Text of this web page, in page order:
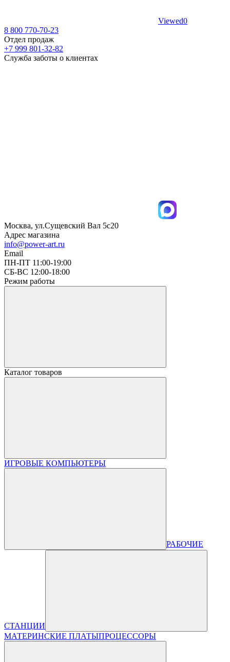
Viewed0
8 800 770-70-23
Отдел продаж
+7 999 801-32-82
Служба заботы о клиентах
Москва, ул.Сущевский Вал 5с20
Адрес магазина
info@power-art.ru
Email
ПН-ПТ 11:00-19:00
СБ-ВС 12:00-18:00
Режим работы
Каталог товаров
ИГРОВЫЕ КОМПЬЮТЕРЫ
РАБОЧИЕ
СТАНЦИИ
МАТЕРИНСКИЕ ПЛАТЫПРОЦЕССОРЫ